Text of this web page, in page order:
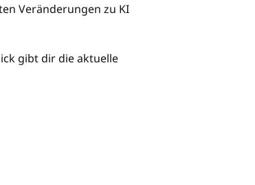
Veränderungen zu KI
gibt dir die aktuelle